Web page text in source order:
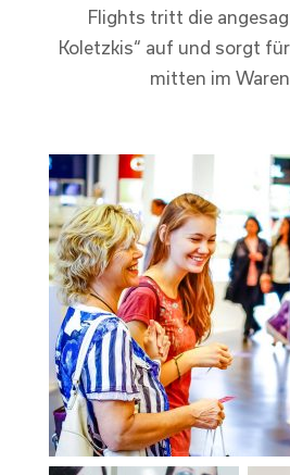
Flights tritt die
Koletzkis“ auf und sorgt
mitten im